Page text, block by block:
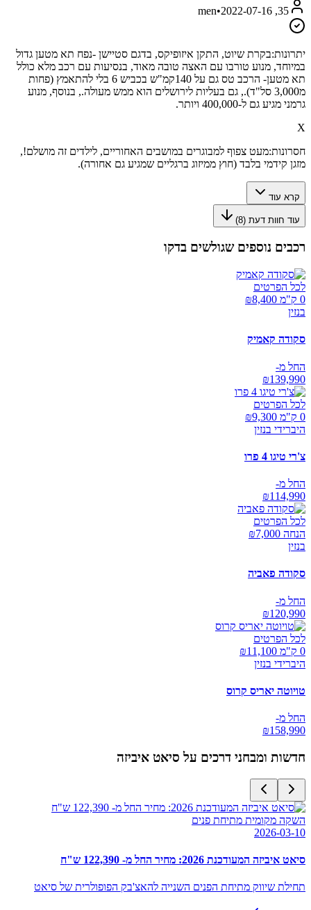
35, men
•2022-07-16
יתרונות:בקרת שיוט, התקן איזופיקס, בדגם סטיישן -נפח תא מטען גדול
במיוחד, מנוע טורבו עם האצה טובה מאוד, בנסיעות עם רכב מלא כולל
תא מטען- הרכב טס גם על 140קמ"ש בכביש 6 בלי להתאמץ (פחות
מ3,000 סל"ד)., גם בעליות לירושלים הוא ממש מעולה., בנוסף, מנוע
גרמני מגיע גם ל-400,000 ויותר.
X
חסרונות:מעט צפוף למבוגרים במושבים האחוריים, לילדים זה מושלם!,
מזגן קידמי בלבד (חוץ ממיזוג ברגליים שמגיע גם אחורה).
קרא עוד
עוד חוות דעת (8
)
רכבים נוספים שגולשים בדקו
לכל הפרטים
0 ק"מ ₪
8,400
בנזין
סקודה קאמיק
החל מ-
₪139,990
לכל הפרטים
0 ק"מ ₪
9,300
היברידי בנזין
צ'רי טיגו 4 פרו
החל מ-
₪114,990
לכל הפרטים
הנחה ₪ 7,000
בנזין
סקודה פאביה
החל מ-
₪120,990
לכל הפרטים
0 ק"מ ₪
11,100
היברידי בנזין
טויוטה יאריס קרוס
החל מ-
₪158,990
חדשות ומבחני דרכים על סיאט איביזה
השקה מקומית מתיחת פנים
2026-03-10
סיאט איביזה המעודכנת 2026: מחיר החל מ- 122,390 ש"ח
תחילת שיווק מתיחת הפנים השנייה להאצ'בק הפופולרית של סיאט